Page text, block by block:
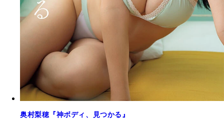
奥村梨穂『神ボディ、見つかる』